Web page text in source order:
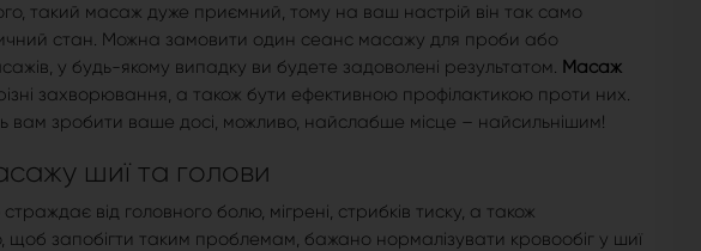
такий масаж дуже приємний, тому на ваш настрій він так само
стан. Можна замовити один сеанс масажу для проби або
у будь-якому випадку ви будете задоволені результатом. Масаж
захворювання, а також бути ефективною профілактикою проти них.
вам зробити ваше досі, можливо, найслабше місце – найсильнішим!
шиї та голови
від головного болю, мігрені, стрибків тиску, а також
щоб запобігти таким проблемам, бажано нормалізувати кровообіг у шиї